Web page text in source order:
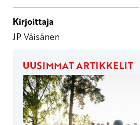
Kirjoittaja
JP Väisänen
UUSIMMAT ARTIKKELIT